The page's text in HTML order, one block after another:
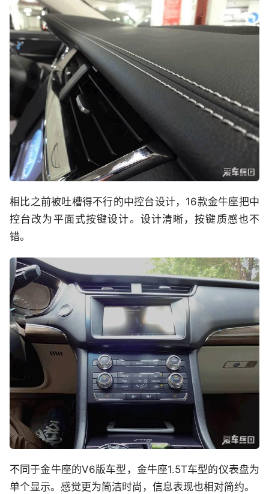
相比之前被吐槽得不行的中控台设计，16款金牛座把中
控台改为平面式按键设计。设计清晰，按键质感也不
错。
不同于金牛座的V6版车型，金牛座1.5T车型的仪表盘为
单个显示。感觉更为简洁时尚，信息表现也相对简约。